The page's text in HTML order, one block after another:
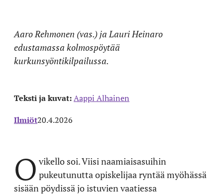
Aaro Rehmonen (vas.) ja Lauri Heinaro
edustamassa kolmospöytää
kurkunsyöntikilpailussa.
Teksti ja kuvat:Aappi Alhainen
Ilmiöt20.4.2026
O vikello soi. Viisi naamiaisasuihin
pukeutunutta opiskelijaa ryntää myöhässä
sisään pöydissä jo istuvien vaatiessa